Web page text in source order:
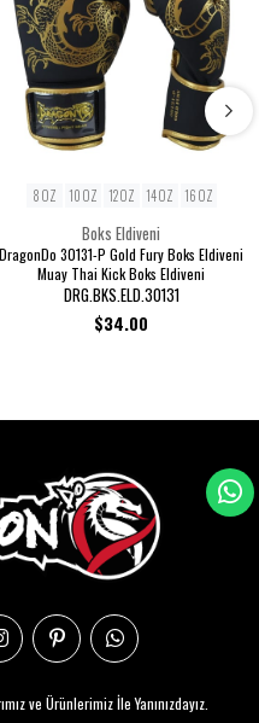
Boks Eldiveni
DragonDo 30131-P Gold Fury Boks Eldiveni
Muay Thai Kick Boks Eldiveni
DRG.BKS.ELD.30131
$34.00
8 OZ 10 OZ 12 OZ 14 OZ 16 OZ
ve Ürünlerimiz İle Yanınızdayız.